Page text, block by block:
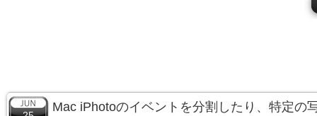
Mac iPhotoのイベントを分割したり、特定の